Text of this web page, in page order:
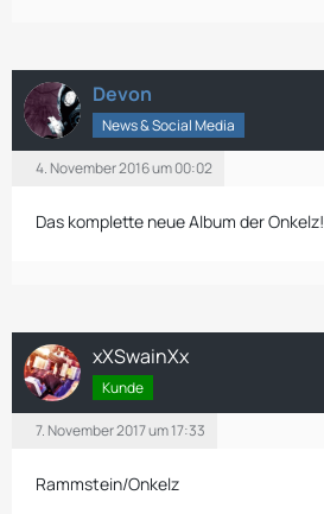
Devon
News & Social Media
4. November 2016 um 00:02
Das komplette neue Album der Onkelz!
xXSwainXx
Kunde
7. November 2017 um 17:33
Rammstein/Onkelz